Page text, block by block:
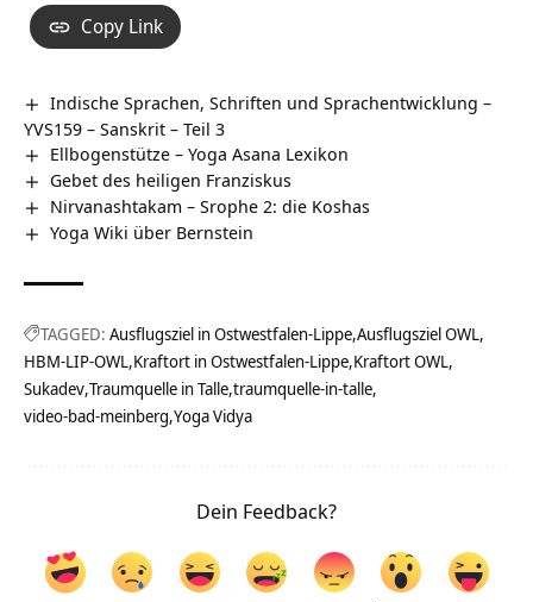
Copy Link
Indische Sprachen, Schriften und Sprachentwicklung –
YVS159 – Sanskrit – Teil 3
Ellbogenstütze – Yoga Asana Lexikon
Gebet des heiligen Franziskus
Nirvanashtakam – Srophe 2: die Koshas
Yoga Wiki über Bernstein
TAGGED: Ausflugsziel in Ostwestfalen-Lippe Ausflugsziel OWL
HBM-LIP-OWL Kraftort in Ostwestfalen-Lippe Kraftort OWL
Sukadev
traumquelle-in-talle
video-bad-meinberg Yoga Vidya
Dein Feedback?